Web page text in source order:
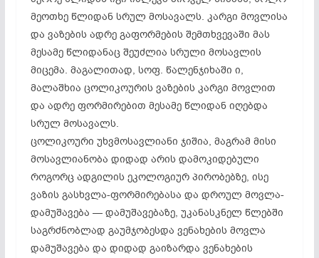
მეოთხე წლიდან სრულ მოსავალს. კარგი მოვლისა
და ვაზების ადრე გაფორმების შემთხვევაში მას
მესამე წლიდანაც შეუძლია სრული მოსავლის
მიცემა. მაგალითად, სოფ. წალენჯიხაში ი,
მალაშხია ცოლიკოურის ვაზების კარგი მოვლით
და ადრე ფორმირებით მესამე წლიდან იღებდა
სრულ მოსავალს.
ცოლიკოური უხვმოსავლიანი ჯიშია, მაგრამ მისი
მოსავლიანობა დიდად არის დამოკიდებული
როგორც ადგილის ეკოლოგიურ პირობებზე, ისე
ვაზის გასხვლა-ფორმირებასა და დროულ მოვლა-
დამუშავება — დამუშავებაზე, უკანასკნელ წლებში
საგრძნობლად გაუმჯობესდა ვენახების მოვლა
დამუშავება და დიდად გაიზარდა ვენახების